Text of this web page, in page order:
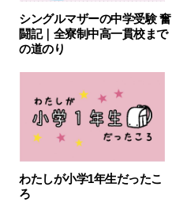
シングルマザーの中学受験 奮
闘記｜全寮制中高一貫校まで
の道のり
わたしが小学1年生だったこ
ろ